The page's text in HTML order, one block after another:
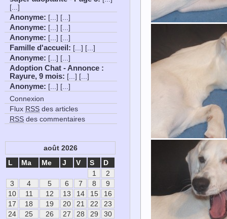
[...]
Anonyme: [...] [...]
Anonyme: [...] [...]
Anonyme: [...] [...]
Famille d'accueil : [...] [...]
Anonyme: [...] [...]
Adoption Chat - Annonce :
Rayure, 9 mois: [...] [...]
Anonyme: [...] [...]
Connexion
Flux RSS des articles
RSS des commentaires
août 2026
L
Ma Me J V S D
1
2
3
4 5 6 7 8
9
10
11 12 13 14 15
16
17
18 19 20 21 22
23
24
25 26 27 28 29
30